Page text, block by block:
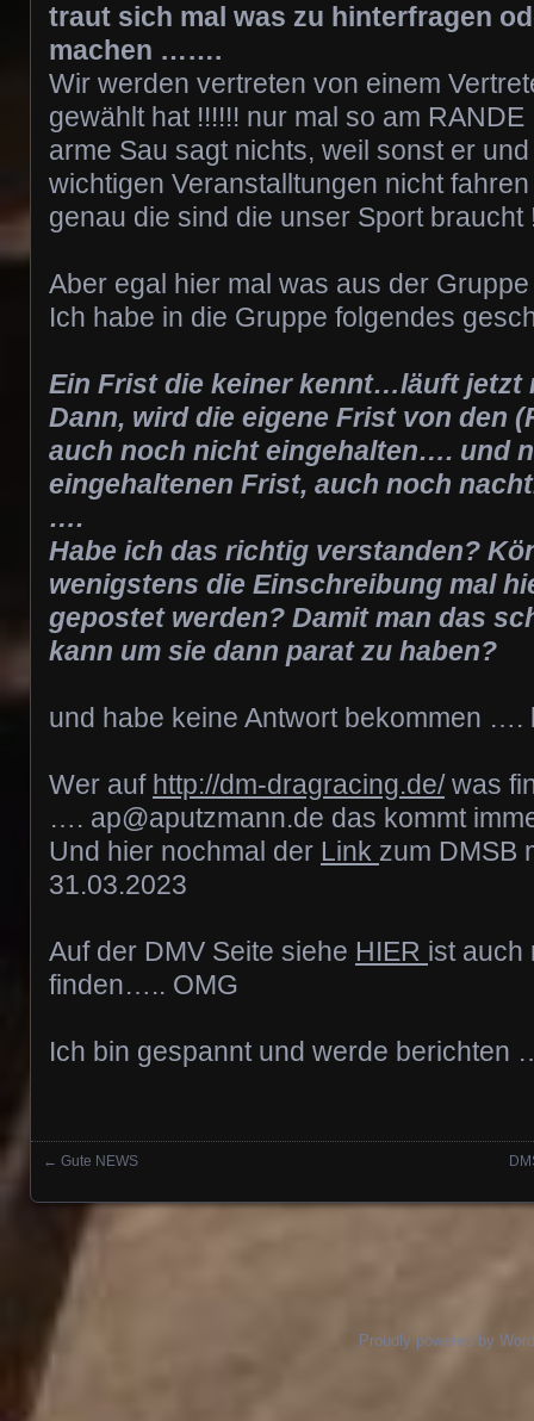
traut sich mal was zu hinterfragen
machen …….
Wir werden vertreten von einem
gewählt hat !!!!!! nur mal so am
arme Sau sagt nichts, weil sonst er
wichtigen Veranstalltungen nicht
genau die sind die unser Sport braucht
Aber egal hier mal was aus der Gruppe
Ich habe in die Gruppe folgendes
Ein Frist die keiner kennt…läuft jetzt
Dann, wird die eigene Frist von den
auch noch nicht eingehalten…. und
eingehaltenen Frist, auch noch
….
Habe ich das richtig verstanden?
wenigstens die Einschreibung mal
gepostet werden? Damit man das
kann um sie dann parat zu haben?
und habe keine Antwort bekommen ….
Wer auf http://dm-dragracing.de/was
…. ap@aputzmann.de das kommt
Und hier nochmal der Link zum DMSB
31.03.2023
Auf der DMV Seite siehe HIER ist auch
finden….. OMG
Ich bin gespannt und werde
← Gute NEWS
Proudly powered by